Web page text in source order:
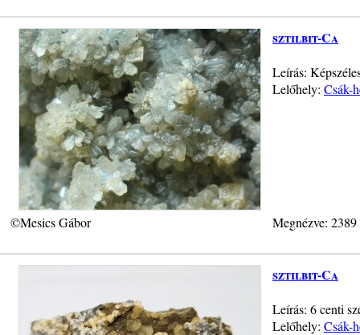
sztilbit-Ca
Leírás:
Lelőhely: Csák-
©Mesics Gábor Megnézve:
sztilbit-Ca
Leírás: 6 centi
Lelőhely: Csák-